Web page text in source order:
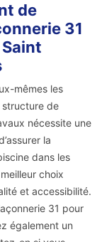
de
31
mêmes les
de
nécessite une
la
dans les
choix
et accessibilité.
31 pour
également un